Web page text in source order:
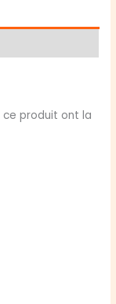
ce produit ont la